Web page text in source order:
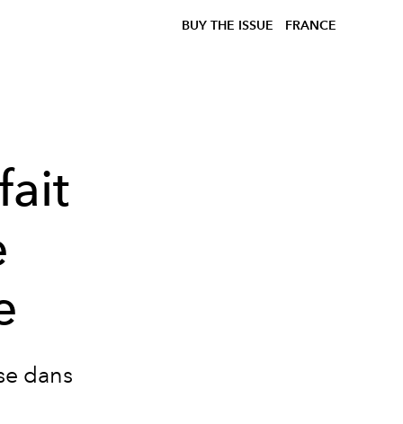
BUY THE ISSUE FRANCE
dans